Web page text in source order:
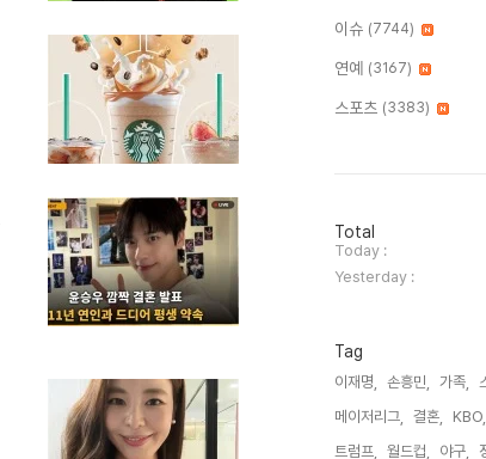
이슈 (7744)
연예 (3167)
스포츠 (3383)
방
문
자
수
Total
Today :
Yesterday :
Tag
이재명, 손흥민, 가족,
메이저리그,
결혼, KBO,
트럼프,
월드컵, 야구,